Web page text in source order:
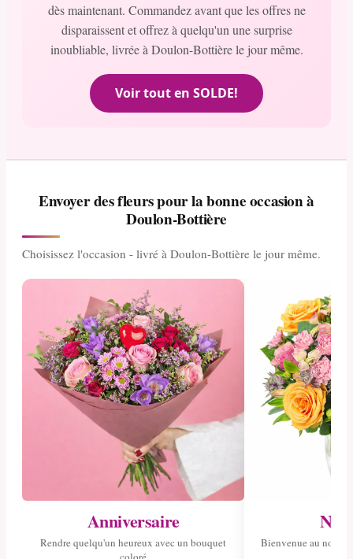
dès maintenant. Commandez avant que les offres ne
disparaissent et offrez à quelqu'un une surprise
inoubliable, livrée à Doulon-Bottière le jour même.
Voir tout en SOLDE!
Envoyer des fleurs pour la bonne occasion à
Doulon-Bottière
Choisissez l'occasion - livré à Doulon-Bottière le jour même.
Anniversaire
Rendre quelqu'un heureux avec un bouquet
Bienvenue au